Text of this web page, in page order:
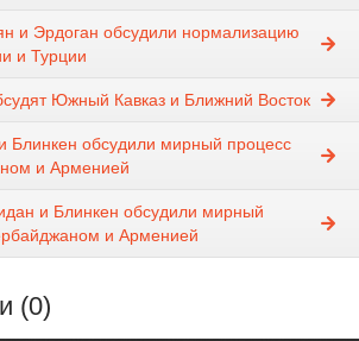
Эрдоган обсудили нормализацию
и Турции
Южный Кавказ и Ближний Восток
обсудили мирный процесс
и Арменией
и Блинкен обсудили мирный
и Арменией
(0)